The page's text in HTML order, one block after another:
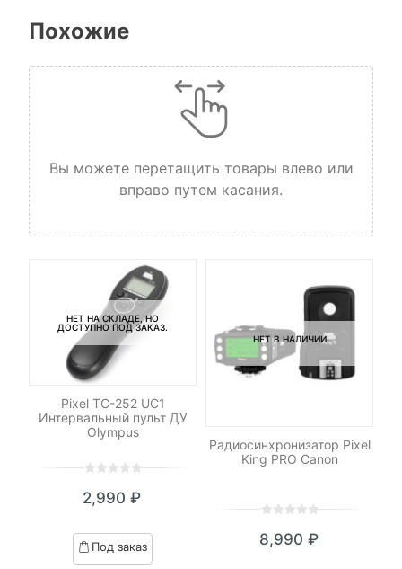
Похожие
Вы можете перетащить товары влево или
вправо путем касания.
НЕТ НА СКЛАДЕ, НО
ДОСТУПНО ПОД ЗАКАЗ.
Pixel TC-252 UC1
Интервальный пульт ДУ
Olympus
out
based
on
2,990 ₽
Под заказ
НЕТ В НАЛИЧИИ
Радиосинхронизатор Pixel
King PRO Canon
out
8,990 ₽